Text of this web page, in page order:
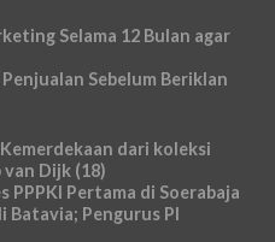
Selama 12 Bulan agar
Sebelum Beriklan
dari koleksi
Dijk (18)
PPPKI Pertama di Soerabaja
Batavia; Pengurus PI